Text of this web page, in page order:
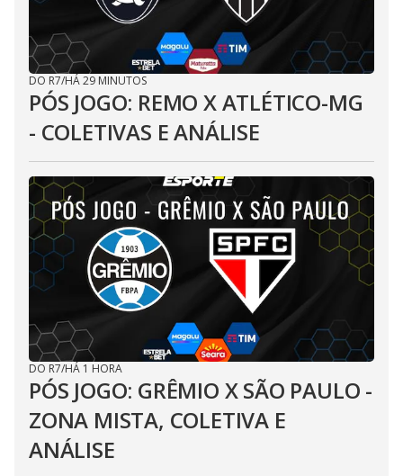
DO R7/HÁ 29 MINUTOS
PÓS JOGO: REMO X ATLÉTICO-MG
- COLETIVAS E ANÁLISE
DO R7/HÁ 1 HORA
PÓS JOGO: GRÊMIO X SÃO PAULO -
ZONA MISTA, COLETIVA E
ANÁLISE